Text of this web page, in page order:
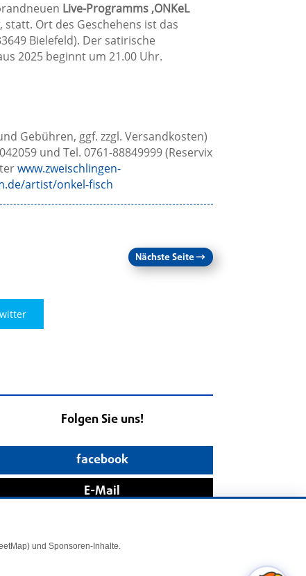
Live-Programms‚ONKeL
, statt. Ort des Geschehens ist das
Bielefeld). Der satirische
2025 beginnt um 21.00 Uhr.
Gebühren, ggf. zzgl. Versandkosten)
und Tel. 0761-88849999 (Reservix
www.zweischlingen-
artist/onkel-fisch
Nächste Seite→
Folgen Sie uns!
facebook
E-Mail
und Sponsoren-Inhalte.